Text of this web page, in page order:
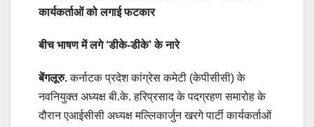
कार्यकर्ताओं को लगाई फटकार
बीच भाषण में लगे ‘डीके-डीके’ के नारे
बेंगलूरु.कर्नाटक प्रदेश कांग्रेस कमेटी (केपीसीसी) के
नवनियुक्त अध्यक्ष बी.के. हरिप्रसाद के पदग्रहण समारोह के
दौरान एआईसीसी अध्यक्ष मल्लिकार्जुन खरगे पार्टी कार्यकर्ताओं